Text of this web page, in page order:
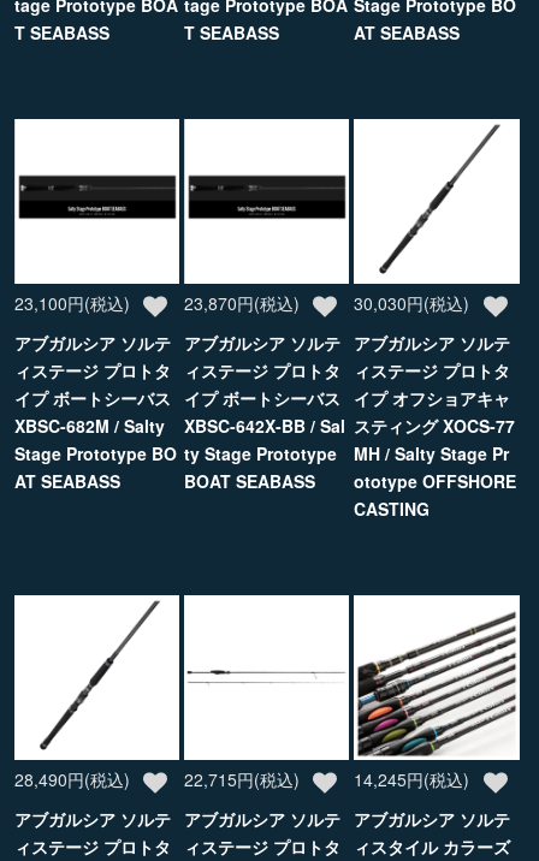
T SEABASS
T SEABASS
AT SEABASS
23,100円(税込)
アブガルシア ソルテ
ィステージ プロトタ
イプ ボートシーバス
XBSC-682M / Salty
Stage Prototype BO
AT SEABASS
23,870円(税込)
アブガルシア ソルテ
ィステージ プロトタ
イプ ボートシーバス
XBSC-642X-BB / Sal
ty Stage Prototype
BOAT SEABASS
30,030円(税込)
アブガルシア ソルテ
ィステージ プロトタ
イプ オフショアキャ
スティング XOCS-77
MH / Salty Stage Pr
ototype OFFSHORE
CASTING
28,490円(税込)
アブガルシア ソルテ
ィステージ プロトタ
22,715円(税込)
アブガルシア ソルテ
ィステージ プロトタ
14,245円(税込)
アブガルシア ソルテ
ィスタイル カラーズ